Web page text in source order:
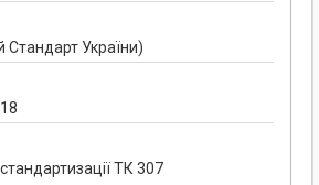
України)
ТК 307